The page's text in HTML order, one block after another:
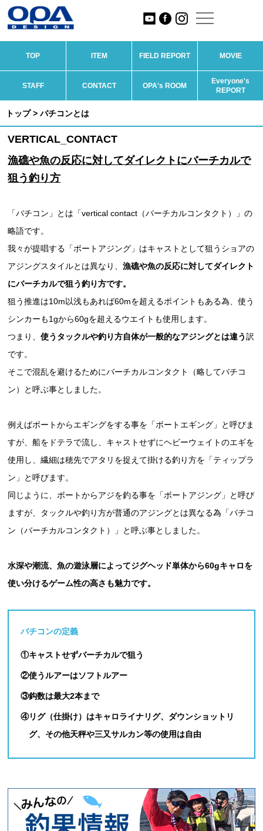
TOP ITEM FIELD REPORT MOVIE
STAFF CONTACT OPA's ROOM
Everyone's
REPORT
トップ> バチコンとは
VERTICAL_CONTACT
漁礁や魚の反応に対してダイレクトにバーチカルで
狙う釣り方
「バチコン」とは「vertical contact（バーチカルコンタクト）」の
略語です。
我々が提唱する「ボートアジング」はキャストとして狙うショアの
アジングスタイルとは異なり、漁礁や魚の反応に対してダイレクト
にバーチカルで狙う釣り方です。
狙う推進は10m以浅もあれば60mを超えるポイントもある為、使う
シンカーも1gから60gを超えるウエイトも使用します。
つまり、使うタックルや釣り方自体が一般的なアジングとは違う訳
です。
そこで混乱を避けるためにバーチカルコンタクト（略してバチコ
ン）と呼ぶ事としました。
例えばボートからエギングをする事を「ボートエギング」と呼びま
すが、船をドテラで流し、キャストせずにヘビーウェイトのエギを
使用し、繊細は穂先でアタリを捉えて掛ける釣り方を「ティップラ
ン」と呼びます。
同じように、ボートからアジを釣る事を「ボートアジング」と呼び
ますが、タックルや釣り方が普通のアジングとは異なる為「バチコ
ン（バーチカルコンタクト）」と呼ぶ事としました。
水深や潮流、魚の遊泳層によってジグヘッド単体から60gキャロを
使い分けるゲーム性の高さも魅力です。
バチコンの定義
①キャストせずバーチカルで狙う
②使うルアーはソフトルアー
③鈎数は最大2本まで
④リグ（仕掛け）はキャロライナリグ、ダウンショットリ
グ、その他天秤や三又サルカン等の使用は自由